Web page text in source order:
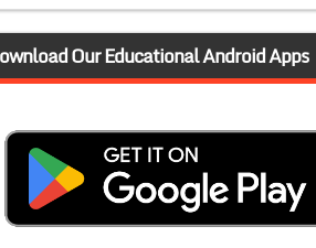
Our Educational Android Apps